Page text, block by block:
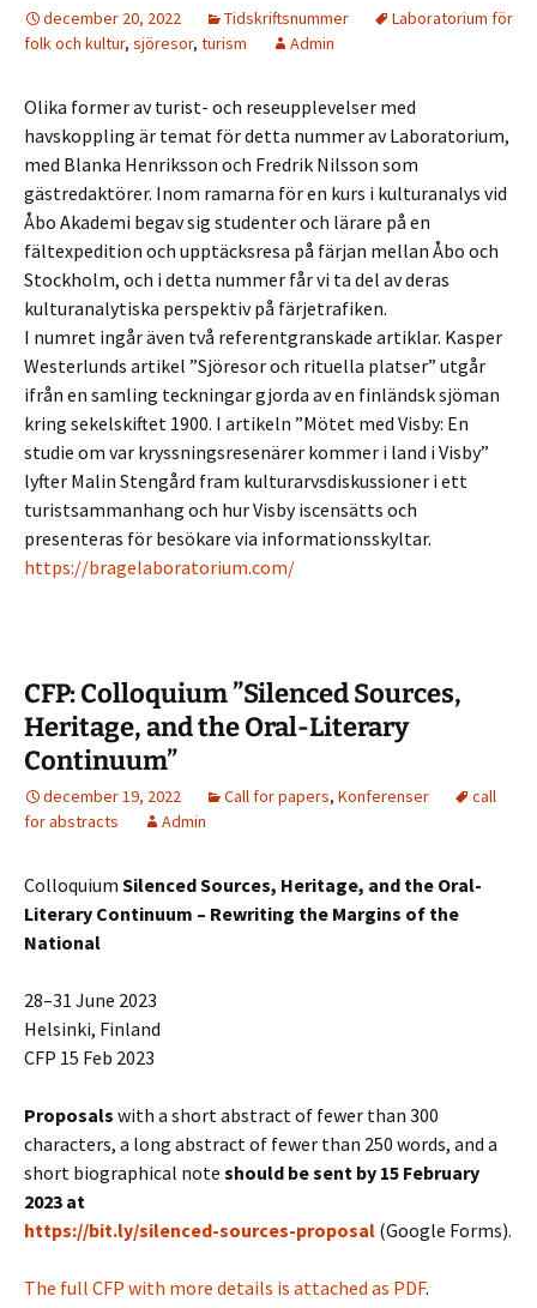
december 20, 2022 Tidskriftsnummer
Laboratorium för
folk och kultur, sjöresor, turism Admin
Olika former av turist- och reseupplevelser med
havskoppling är temat för detta nummer av Laboratorium,
med Blanka Henriksson och Fredrik Nilsson som
gästredaktörer. Inom ramarna för en kurs i kulturanalys vid
Åbo Akademi begav sig studenter och lärare på en
fältexpedition och upptäcksresa på färjan mellan Åbo och
Stockholm, och i detta nummer får vi ta del av deras
kulturanalytiska perspektiv på färjetrafiken.
I numret ingår även två referentgranskade artiklar. Kasper
Westerlunds artikel ”Sjöresor och rituella platser” utgår
ifrån en samling teckningar gjorda av en finländsk sjöman
kring sekelskiftet 1900. I artikeln ”Mötet med Visby: En
studie om var kryssningsresenärer kommer i land i Visby”
lyfter Malin Stengård fram kulturarvsdiskussioner i ett
turistsammanhang och hur Visby iscensätts och
presenteras för besökare via informationsskyltar.
https://bragelaboratorium.com/
CFP: Colloquium ”Silenced Sources,
Heritage, and the Oral-Literary
Continuum”
december 19, 2022 Call for papers, Konferenser
call
for abstracts
Admin
Colloquium Silenced Sources, Heritage, and the Oral-
Literary Continuum – Rewriting the Margins of the
National
28–31 June 2023
Helsinki, Finland
CFP 15 Feb 2023
Proposals with a short abstract of fewer than 300
characters, a long abstract of fewer than 250 words, and a
short biographical note should be sent by 15 February
2023 at
https://bit.ly/silenced-sources-proposal (Google Forms).
The full CFP with more details is attached as PDF.